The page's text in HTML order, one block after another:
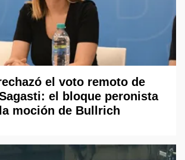
el voto remoto de
el bloque peronista
moción de Bullrich